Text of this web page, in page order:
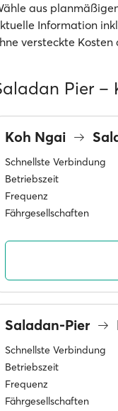
aus
Information
versteckte Kosten
Pier –
Koh Ngai
Schnellste Verbindung
Betriebszeit
Frequenz
Fährgesellschaften
Saladan-Pier
Schnellste Verbindung
Betriebszeit
Frequenz
Fährgesellschaften